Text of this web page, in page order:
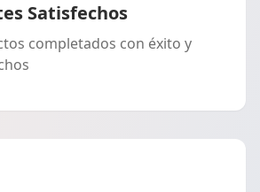
Satisfechos
completados con éxito y